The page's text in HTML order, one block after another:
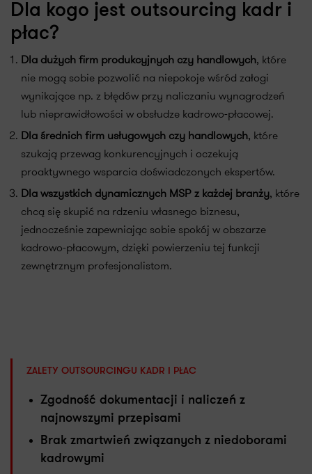
Dla kogo jest outsourcing kadr i
płac?
Dla dużych firm produkcyjnych czy handlowych, które
nie mogą sobie pozwolić na niepokoje wśród załogi
wynikające np. z błędów przy naliczaniu wynagrodzeń
lub nieprawidłowości w obsłudze kadrowo-płacowej.
Dla średnich firm usługowych czy handlowych, które
szukają przewag konkurencyjnych i oczekują
proaktywnego wsparcia doświadczonych ekspertów.
Dla wszystkich dynamicznych MSP z każdej branży, które
chcą się skupić na rdzeniu własnego biznesu,
jednocześnie zapewniając sobie spokój w obszarze
kadrowo-płacowym, dzięki powierzeniu tej funkcji
zewnętrznym profesjonalistom.
ZALETY OUTSOURCINGU KADR I PŁAC
Zgodność dokumentacji i naliczeń z
najnowszymi przepisami
Brak zmartwień związanych z niedoborami
kadrowymi